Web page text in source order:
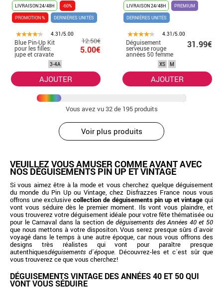
LIVRAISON 24/48H
-60%
PROMOTION %
DERNIÈRES UNITÉS
4.31/5.00
Blue Pin-Up Kit
pour les filles:
jupe et cravate
12.50€
5.00€
3-4A
AJOUTER
LIVRAISON 24/48H
PREMIUM
DERNIÈRES UNITÉS
4.31/5.00
Déguisement
serveuse rouge
années 50 femme
31.99€
XS M
AJOUTER
Vous avez vu32de 195 produits
Voir plus produits
VEUILLEZ VOUS AMUSER COMME AVANT AVEC
NOS DÉGUISEMENTS PIN UP ET VINTAGE
Si vous aimez être à la mode et vous cherchez quelque déguisement
du monde du Pin Up ou Vintage, chez Disfrazzes France nous vous
offrons une exclusivecollection de déguisements pin up et vintage qui
vont vous séduire dès le premier moment. Ils vont vous plaindre, et
vous trouverez votre déguisement idéale pour votre fête thématisée ou
pour le Carnaval dans la section dedéguisements des Années 40 et 50
que nous mettons à votre dispositon. Vous serez presque sûrs d´avoir
voyagé dans le temps à une autre époque, car nous vous offrons des
designs très réalistes qui vont pour paraître presque
autenthiquesdéguisements d´époque. Découvrez-les et c´est sûr que
vous trouverez ce que vous cherchez!
DÉGUISEMENTS VINTAGE DES ANNÉES 40 ET 50 QUI
VONT VOUS SÉDUIRE